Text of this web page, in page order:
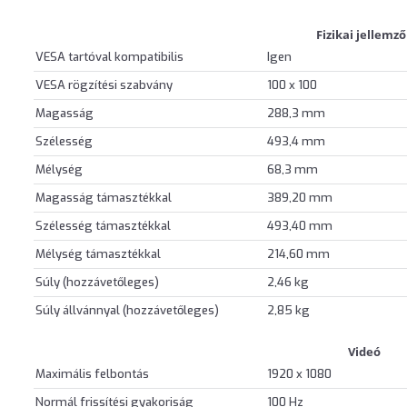
Fizikai
VESA tartóval kompatibilis
Igen
VESA rögzítési szabvány
100 x 100
Magasság
288,3 mm
Szélesség
493,4 mm
Mélység
68,3 mm
Magasság támasztékkal
389,20 mm
Szélesség támasztékkal
493,40 mm
Mélység támasztékkal
214,60 mm
Súly (hozzávetőleges)
2,46 kg
Súly állvánnyal (hozzávetőleges)
2,85 kg
Videó
Maximális felbontás
1920 x 1080
Normál frissítési gyakoriság
100 Hz